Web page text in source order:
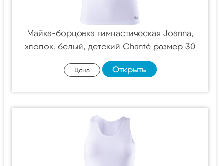
Майка-борцовка гимнастическая Joanna,
хлопок, белый, детский Chanté размер 30
Цена Открыть